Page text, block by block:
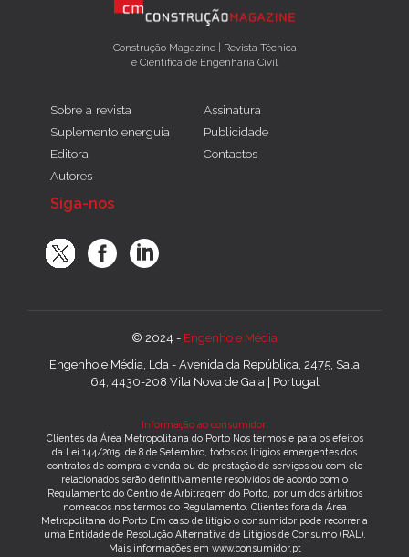
Construção Magazine | Revista Técnica
e Científica de Engenharia Civil
Sobre a revista
Suplemento energuia
Editora
Autores
Assinatura
Publicidade
Contactos
Siga-nos
© 2024 - Engenho e Média
Engenho e Média, Lda - Avenida da República, 2475, Sala
64, 4430-208 Vila Nova de Gaia | Portugal
Informação ao consumidor:
Clientes da Área Metropolitana do Porto Nos termos e para os efeitos
da Lei 144/2015, de 8 de Setembro, todos os litígios emergentes dos
contratos de compra e venda ou de prestação de serviços ou com ele
relacionados serão definitivamente resolvidos de acordo com o
Regulamento do Centro de Arbitragem do Porto, por um dos árbitros
nomeados nos termos do Regulamento. Clientes fora da Área
Metropolitana do Porto Em caso de litígio o consumidor pode recorrer a
uma Entidade de Resolução Alternativa de Litígios de Consumo (RAL).
Mais informações em www.consumidor.pt